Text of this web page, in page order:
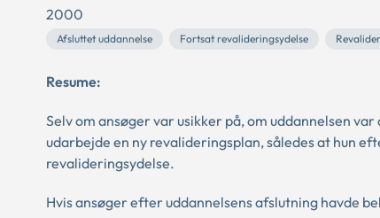
2000
Afsluttet uddannelse Fortsat revalideringsydelse
Resume:
Selv om ansøger var usikker på, om uddannelsen
udarbejde en ny revalideringsplan, således at hun
revalideringsydelse.
Hvis ansøger efter uddannelsens afslutning havde